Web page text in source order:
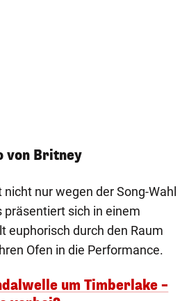
von Britney
nicht nur wegen der Song-Wahl
präsentiert sich in einem
euphorisch durch den Raum
Ofen in die Performance.
um Timberlake –